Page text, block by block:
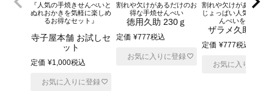
『人気の手焼きせんべいと
ぬれおかきを気軽に楽しめ
るお得なセット』
寺子屋本舗 お試しセ
ット
定価 ¥1,000税込
お気に入りに登録
割れや欠けがあるだけのお
得な手焼せんべい
徳用久助 230ｇ
定価 ¥777税込
お気に入りに登録
割れや欠けがあるだけ
じょっぱい人気のザラ
んべいをお得に
ザラメ久助 230
定価 ¥777税込
お気に入りに登録